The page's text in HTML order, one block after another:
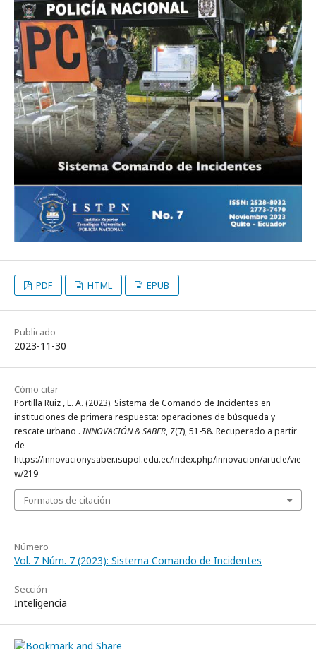
PDF HTML EPUB
Publicado
2023-11-30
Cómo citar
Portilla Ruiz , E. A. (2023). Sistema de Comando de Incidentes en
instituciones de primera respuesta: operaciones de búsqueda y
rescate urbano .INNOVACIÓN & SABER, 7(7), 51-58. Recuperado a partir
de
https://innovacionysaber.isupol.edu.ec/index.php/innovacion/article/vie
w/219
Formatos de citación
Número
Vol. 7 Núm. 7 (2023): Sistema Comando de Incidentes
Sección
Inteligencia